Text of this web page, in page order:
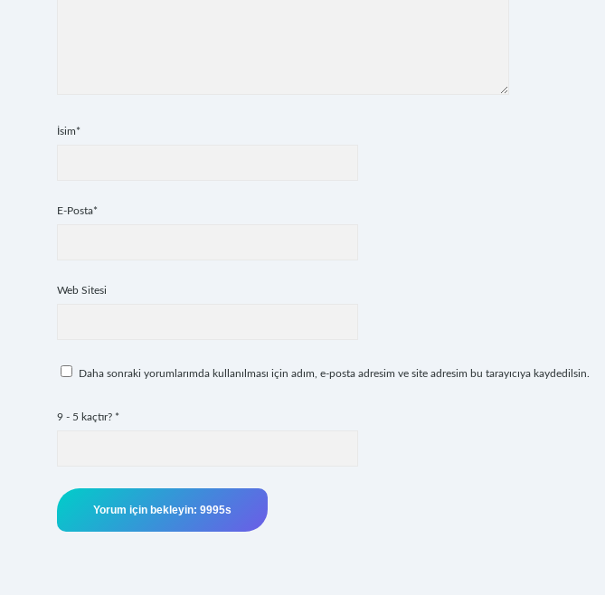
İsim*
E-Posta*
Web Sitesi
Daha sonraki yorumlarımda kullanılması için adım, e-posta adresim ve site adresim bu tarayıcıya kaydedilsin.
9 - 5 kaçtır? *